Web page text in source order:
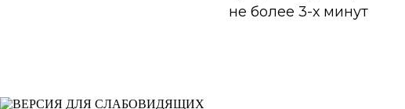
не более 3-х минут